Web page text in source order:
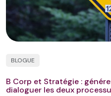
BLOGUE
B Corp et Stratégie :
dialoguer les deux